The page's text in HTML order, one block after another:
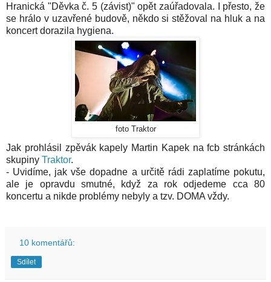
Hranická "Děvka č. 5 (závist)" opět zaúřadovala. I přesto, že
se hrálo v uzavřené budově, někdo si stěžoval na hluk a na
koncert dorazila hygiena.
foto Traktor
Jak prohlásil zpěvák kapely Martin Kapek na fcb stránkách
skupiny Traktor.
- Uvidíme, jak vše dopadne a určitě rádi zaplatíme pokutu,
ale je opravdu smutné, když za rok odjedeme cca 80
koncertu a nikde problémy nebyly a tzv. DOMA vždy.
10 komentářů:
Sdílet